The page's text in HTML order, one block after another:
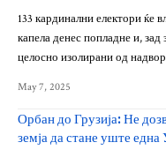
133 кардинални електори ќе
капела денес попладне и, зад
целосно изолирани од
May 7, 2025
Орбан до Грузија: Не
земја да стане уште една